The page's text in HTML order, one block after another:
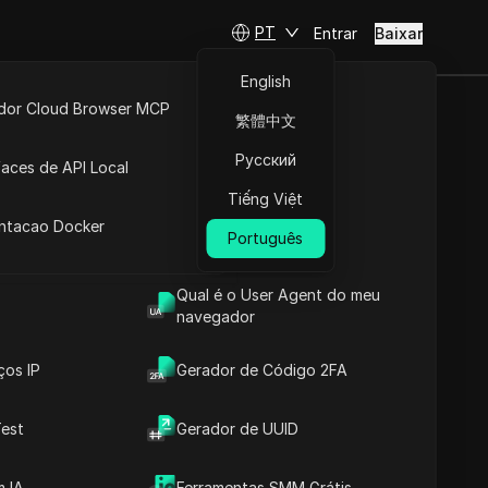
Qual é o User Agent do meu
navegador
IP Gerador de Código 2FA
Gerador de UUID
Cloud Browser MCP
de API Local
Docker
PT
English
繁體中文
Русский
Tiếng Việt
Português
Entrar Baixar
Como
Abrir no ChatGPT
Fazer perguntas sobre esta página
Abrir no Claude